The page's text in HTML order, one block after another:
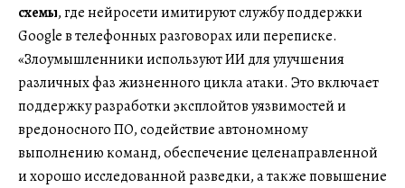
схемы, где нейросети имитируют службу поддержки
Google в телефонных разговорах или переписке.
«Злоумышленники используют ИИ для улучшения
различных фаз жизненного цикла атаки. Это включает
поддержку разработки эксплойтов уязвимостей и
вредоносного ПО, содействие автономному
выполнению команд, обеспечение целенаправленной
и хорошо исследованной разведки, а также повышение